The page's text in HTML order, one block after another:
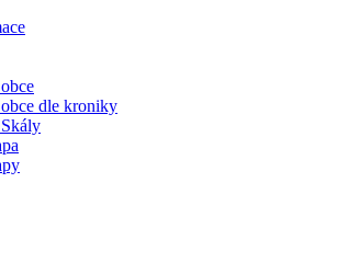
dle kroniky